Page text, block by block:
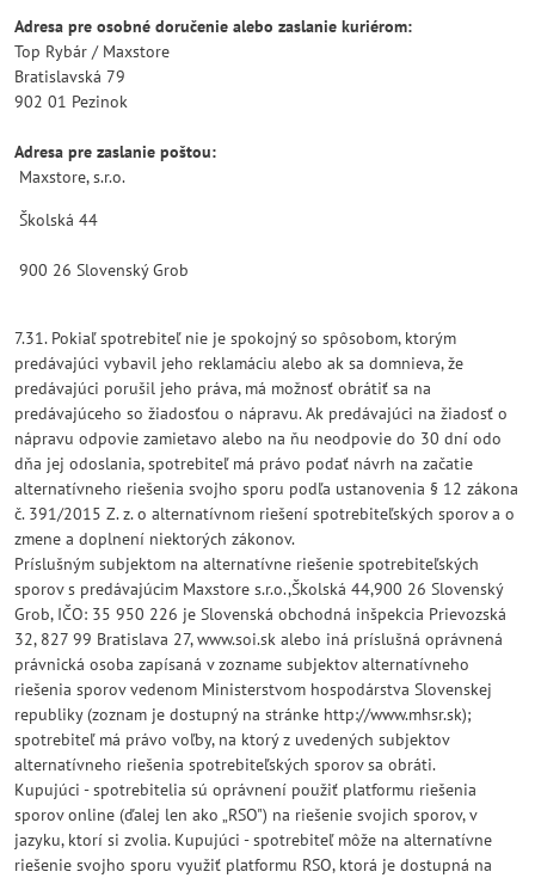
Adresa pre osobné doručenie alebo zaslanie kuriérom:
Top Rybár / Maxstore
Bratislavská 79
902 01 Pezinok
Adresa pre zaslanie poštou:
Maxstore, s.r.o.
Školská 44
900 26 Slovenský Grob
7.31. Pokiaľ spotrebiteľ nie je spokojný so spôsobom, ktorým
predávajúci vybavil jeho reklamáciu alebo ak sa domnieva, že
predávajúci porušil jeho práva, má možnosť obrátiť sa na
predávajúceho so žiadosťou o nápravu. Ak predávajúci na žiadosť o
nápravu odpovie zamietavo alebo na ňu neodpovie do 30 dní odo
dňa jej odoslania, spotrebiteľ má právo podať návrh na začatie
alternatívneho riešenia svojho sporu podľa ustanovenia § 12 zákona
č. 391/2015 Z. z. o alternatívnom riešení spotrebiteľských sporov a o
zmene a doplnení niektorých zákonov.
Príslušným subjektom na alternatívne riešenie spotrebiteľských
sporov s predávajúcim Maxstore s.r.o.,Školská 44,900 26 Slovenský
Grob, IČO: 35 950 226 je Slovenská obchodná inšpekcia Prievozská
32, 827 99 Bratislava 27, www.soi.sk alebo iná príslušná oprávnená
právnická osoba zapísaná v zozname subjektov alternatívneho
riešenia sporov vedenom Ministerstvom hospodárstva Slovenskej
republiky (zoznam je dostupný na stránke http://www.mhsr.sk);
spotrebiteľ má právo voľby, na ktorý z uvedených subjektov
alternatívneho riešenia spotrebiteľských sporov sa obráti.
Kupujúci - spotrebitelia sú oprávnení použiť platformu riešenia
sporov online (ďalej len ako „RSO") na riešenie svojich sporov, v
jazyku, ktorí si zvolia. Kupujúci - spotrebiteľ môže na alternatívne
riešenie svojho sporu využiť platformu RSO, ktorá je dostupná na